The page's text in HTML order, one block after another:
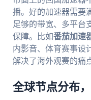
播。好的加速器需要
足够的带宽、多平台
保障。比如番茄加速
内影音、体育赛事设
解决了海外观赛的痛
全球节点分布